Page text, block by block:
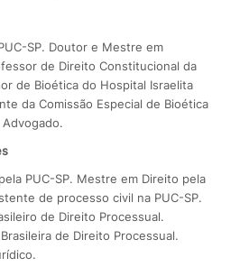
SP. Doutor e Mestre em
de Direito Constitucional da
de Bioética do Hospital Israelita
da Comissão Especial de Bioética
PUC-SP. Mestre em Direito pela
de processo civil na PUC-SP.
de Direito Processual.
de Direito Processual.